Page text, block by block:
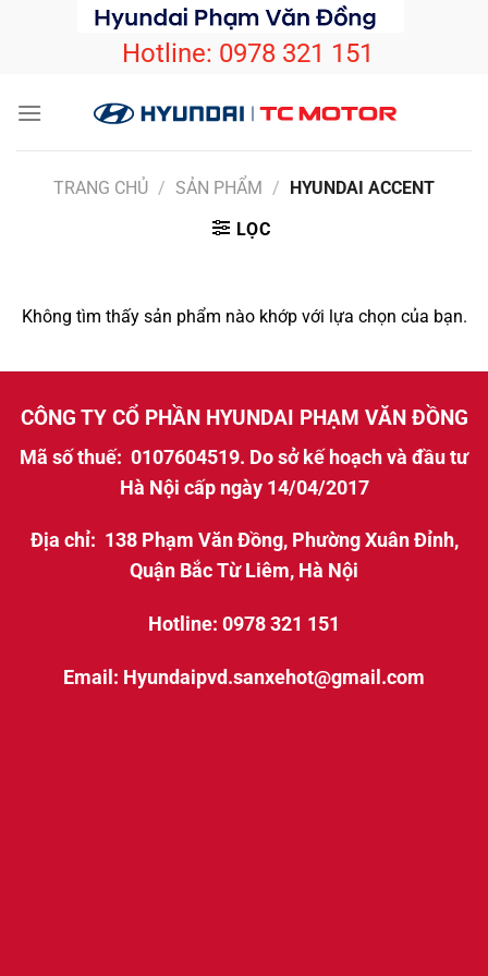
Hotline: 0978 321 151
TRANG CHỦ / SẢN PHẨM / HYUNDAI ACCENT
LỌC
Không tìm thấy sản phẩm nào khớp với lựa chọn của bạn.
CÔNG TY CỔ PHẦN HYUNDAI PHẠM VĂN ĐỒNG
Mã số thuế: 0107604519. Do sở kế hoạch và đầu tư
Hà Nội cấp ngày 14/04/2017
Địa chỉ: 138 Phạm Văn Đồng, Phường Xuân Đỉnh,
Quận Bắc Từ Liêm, Hà Nội
Hotline: 0978 321 151
Email: Hyundaipvd.sanxehot@gmail.com